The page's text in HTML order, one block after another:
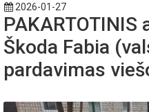
2026-01-27
Škoda Fabia
pardavimas